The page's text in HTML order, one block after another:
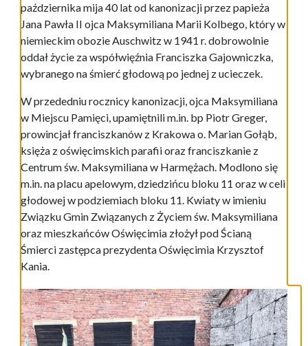
października mija 40 lat od kanonizacji przez papieża
Jana Pawła II ojca Maksymiliana Marii Kolbego, który w
niemieckim obozie Auschwitz w 1941 r. dobrowolnie
oddał życie za współwięźnia Franciszka Gajowniczka,
wybranego na śmierć głodową po jednej z ucieczek.
W przededniu rocznicy kanonizacji, ojca Maksymiliana
w Miejscu Pamięci, upamiętnili m.in. bp Piotr Greger,
prowincjał franciszkanów z Krakowa o. Marian Gołąb,
księża z oświęcimskich parafii oraz franciszkanie z
Centrum św. Maksymiliana w Harmężach. Modlono się
m.in. na placu apelowym, dziedzińcu bloku 11 oraz w celi
głodowej w podziemiach bloku 11. Kwiaty w imieniu
Związku Gmin Związanych z Życiem św. Maksymiliana
oraz mieszkańców Oświęcimia złożył pod Ścianą
Śmierci zastępca prezydenta Oświęcimia Krzysztof
Kania.